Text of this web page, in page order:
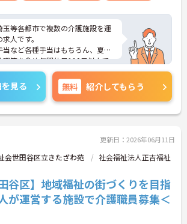
リアを築けます】
上にわたり黒字経営を継続してお
する強固な基盤があります
心の豊かさを大切にする理念が浸
よくケアに専念できる環境です
玉等各都市で複数の介護施設を運
人です。
当など各種手当はもちろん、夏季
暇等を含め年間休日110日以上で
トとの両立もしやすくなっていま
面接のポイントなど、さらに詳
のでお気軽にご相談ください。
見る 無料 紹介してもらう
更新日：2026年06月11日
会世田谷区立きたざわ苑
社会福祉法人正吉福祉
谷区】地域福祉の街づくりを目指
が運営する施設で介護職員募集＜